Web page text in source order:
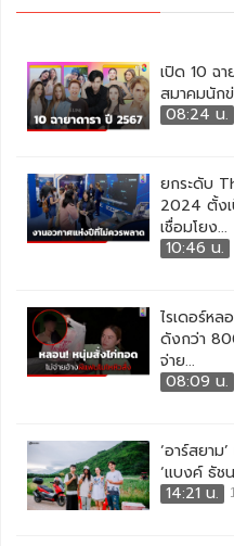
เปิด 10 ฉา
สมาคมนัก
08:24 น.
ยกระดับ
2024 ตั้งเ
เชื่อมโยง...
10:46 น.
ไรเดอร์หล
ดังกว่า
จ่าย...
08:09 น.
‘อาร์สยาม
‘แบงค์ ธัช
14:21 น.